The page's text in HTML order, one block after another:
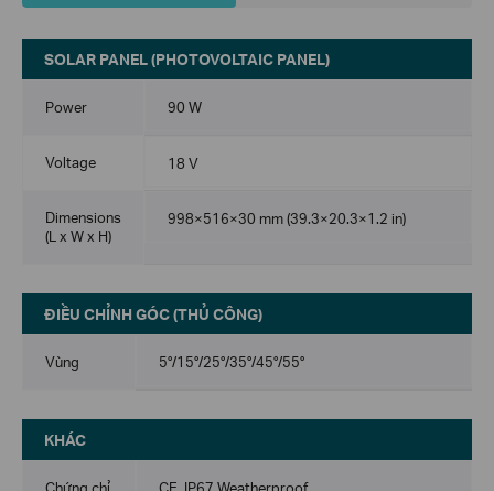
SOLAR PANEL (PHOTOVOLTAIC PANEL)
Power 90 W
Voltage 18 V
Dimensions
(L x W x H)
998×516×30 mm (39.3×20.3×1.2 in)
ĐIỀU CHỈNH GÓC (THỦ CÔNG)
Vùng 5°/15°/25°/35°/45°/55°
KHÁC